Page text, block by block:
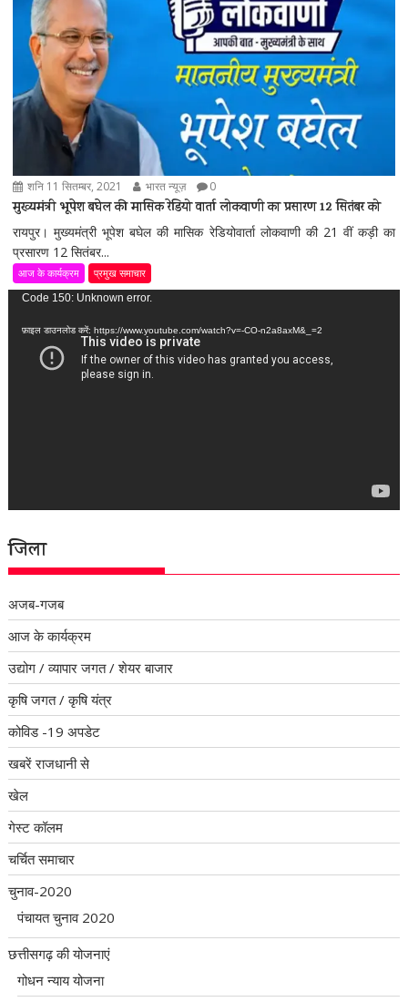
शनि 11 सितम्बर, 2021 भारत न्यूज़ 0
मुख्यमंत्री भूपेश बघेल की मासिक रेडियो वार्ता लोकवाणी का प्रसारण 12 सितंबर को
रायपुर। मुख्यमंत्री भूपेश बघेल की मासिक रेडियोवार्ता लोकवाणी की 21 वीं कड़ी का
प्रसारण 12 सितंबर...
आज के कार्यक्रम प्रमुख समाचार
वीडियो
Code 150: Unknown error.
फ़ाइल डाउनलोड करें: https://www.youtube.com/watch?v=-CO-n2a8axM&_=2
जिला
अजब-गजब
आज के कार्यक्रम
उद्योग / व्यापार जगत / शेयर बाजार
कृषि जगत / कृषि यंत्र
कोविड -19 अपडेट
खबरें राजधानी से
खेल
गेस्ट कॉलम
चर्चित समाचार
चुनाव-2020
पंचायत चुनाव 2020
छत्तीसगढ़ की योजनाएं
गोधन न्याय योजना